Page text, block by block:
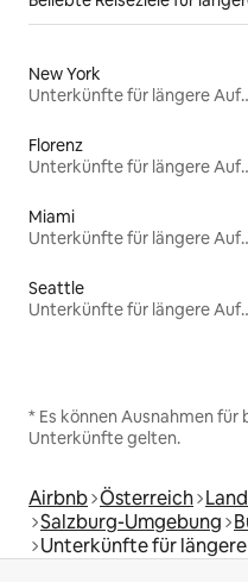
New York
Unterkünfte
Florenz
Unterkünfte
Miami
Unterkünfte
Seattle
Unterkünfte
* Es können Ausnahmen
Unterkünfte gelten.
Airbnb Österreich
Salzburg-Umgebung
Unterkünfte für